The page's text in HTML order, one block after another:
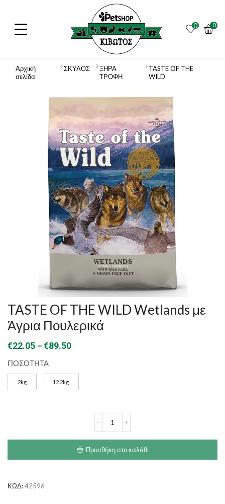
0 0
Αρχική
σελίδα
ΣΚΥΛΟΣ
ΞΗΡΑ
ΤΡΟΦΗ
TASTE OF THE
WILD
TASTE OF THE WILD Wetlands με
Άγρια Πουλερικά
€22.05 –€89.50Price
€22.05
through
ΠΟΣΟΤΗΤΑ
2kg 12.2kg
Wetlands
με
Προσθήκη στο καλάθι
ΚΩΔ:42596